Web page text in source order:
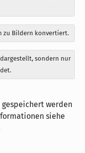
zu Bildern konvertiert.
sondern nur
werden
siehe